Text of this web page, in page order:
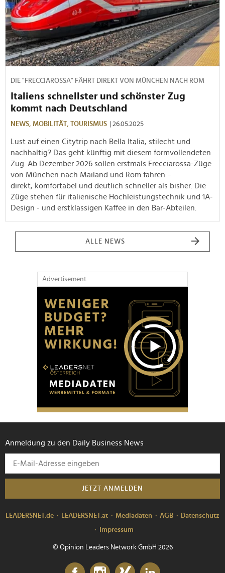
DIE "FRECCIAROSSA" FÄHRT DIREKT VON MÜNCHEN NACH ROM
Italiens schnellster und schönster Zug
kommt nach Deutschland
NEWS, MOBILITÄT, TOURISMUS | 26.05.2025
Lust auf einen Citytrip nach Bella Italia, stilecht und
nachhaltig? Das geht künftig mit diesem formvollendeten
Zug. Ab Dezember 2026 sollen erstmals Frecciarossa-Züge
von München nach Mailand und Rom fahren –
direkt, komfortabel und deutlich schneller als bisher. Die
Züge stehen für italienische Hochleistungstechnik und 1A-
Design - und erstklassigen Kaffee in den Bar-Abteilen.
ALLE NEWS
Advertisement
Anmeldung zu den Daily Business News
JETZT ANMELDEN
LEADERSNET.de LEADERSNET.at Mediadaten AGB
Datenschutz
Impressum
© Opinion Leaders Network GmbH 2026